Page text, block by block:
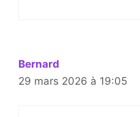
Bernard
29 mars 2026 à 19:05